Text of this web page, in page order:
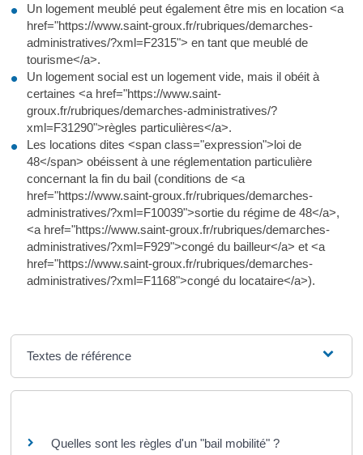
Un logement meublé peut également être mis en location <a
href="https://www.saint-groux.fr/rubriques/demarches-
administratives/?xml=F2315"> en tant que meublé de
tourisme</a>.
Un logement social est un logement vide, mais il obéit à
certaines <a href="https://www.saint-
groux.fr/rubriques/demarches-administratives/?
xml=F31290">règles particulières</a>.
Les locations dites <span class="expression">loi de
48</span> obéissent à une réglementation particulière
concernant la fin du bail (conditions de <a
href="https://www.saint-groux.fr/rubriques/demarches-
administratives/?xml=F10039">sortie du régime de 48</a>,
<a href="https://www.saint-groux.fr/rubriques/demarches-
administratives/?xml=F929">congé du bailleur</a> et <a
href="https://www.saint-groux.fr/rubriques/demarches-
administratives/?xml=F1168">congé du locataire</a>).
Textes de référence
Quelles sont les règles d'un "bail mobilité" ?